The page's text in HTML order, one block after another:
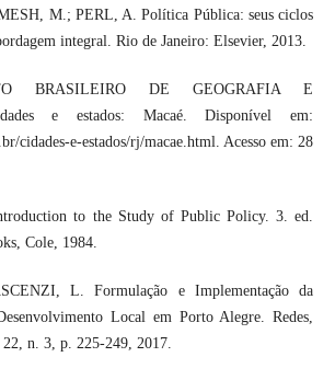
M.; PERL, A. Política Pública: seus ciclos
integral. Rio de Janeiro: Elsevier, 2013.
BRASILEIRO DE GEOGRAFIA E
e estados: Macaé. Disponível em:
cidades-e-estados/rj/macae.html. Acesso em: 28
to the Study of Public Policy. 3. ed.
Cole, 1984.
L. Formulação e Implementação da
Local em Porto Alegre. Redes,
n. 3, p. 225-249, 2017.